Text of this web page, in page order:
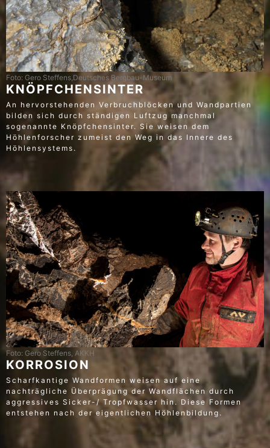
Foto: Gero Steffens,Deutsches Bergbau-Museum
KNÖPFCHENSINTER
An hervorstehenden Verbruchblöcken und Wandpartien
bilden sich durch ständigen Luftzug manchmal
sogenannte Knöpfchensinter. Sie weisen dem
Höhlenforscher zumeist den Weg in das Innere des
Höhlensystems.
Foto: Gero Steffens, AKKH
KORROSION
Scharfkantige Wandformen weisen auf eine
nachträgliche Überprägung der Wandflächen durch
aggressives Sicker-/ Tropfwasser hin. Diese Formen
entstehen nach der eigentlichen Höhlenbildung.